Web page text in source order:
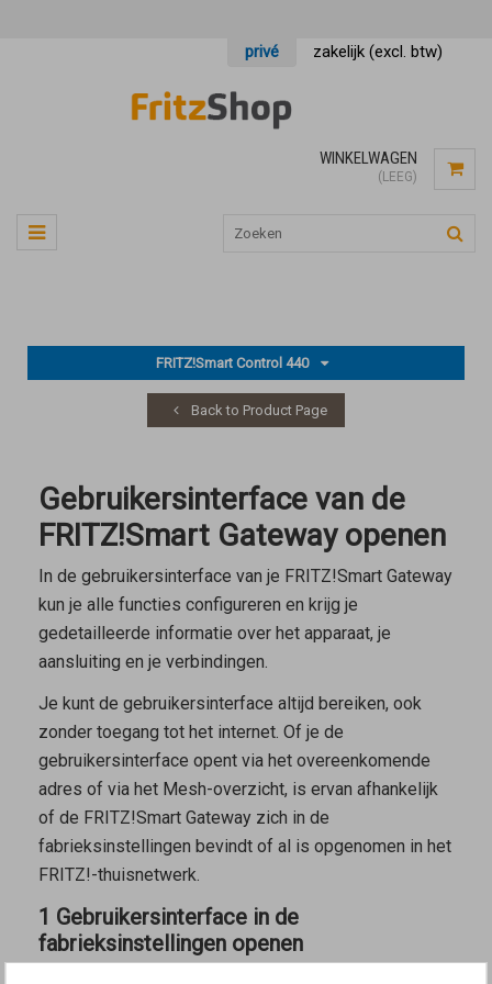
privé zakelijk (excl. btw)
WINKELWAGEN
(LEEG)
FRITZ!Smart Control 440
Back to Product Page
Gebruikersinterface van de
FRITZ!Smart Gateway openen
In de gebruikersinterface van je FRITZ!Smart Gateway
kun je alle functies configureren en krijg je
gedetailleerde informatie over het apparaat, je
aansluiting en je verbindingen.
Je kunt de gebruikersinterface altijd bereiken, ook
zonder toegang tot het internet. Of je de
gebruikersinterface opent via het overeenkomende
adres of via het Mesh-overzicht, is ervan afhankelijk
of de FRITZ!Smart Gateway zich in de
fabrieksinstellingen bevindt of al is opgenomen in het
FRITZ!-thuisnetwerk.
1 Gebruikersinterface in de
fabrieksinstellingen openen